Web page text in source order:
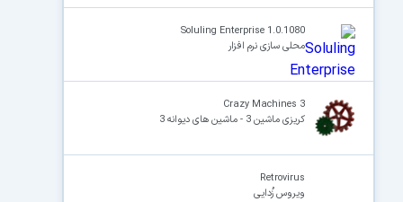
Soluling Enterprise 1.0.1080
محلی سازی نرم افزار
Crazy Machines 3
کریزی ماشین 3 - ماشین های دیوانه 3
Retrovirus
ویروس زُدایی